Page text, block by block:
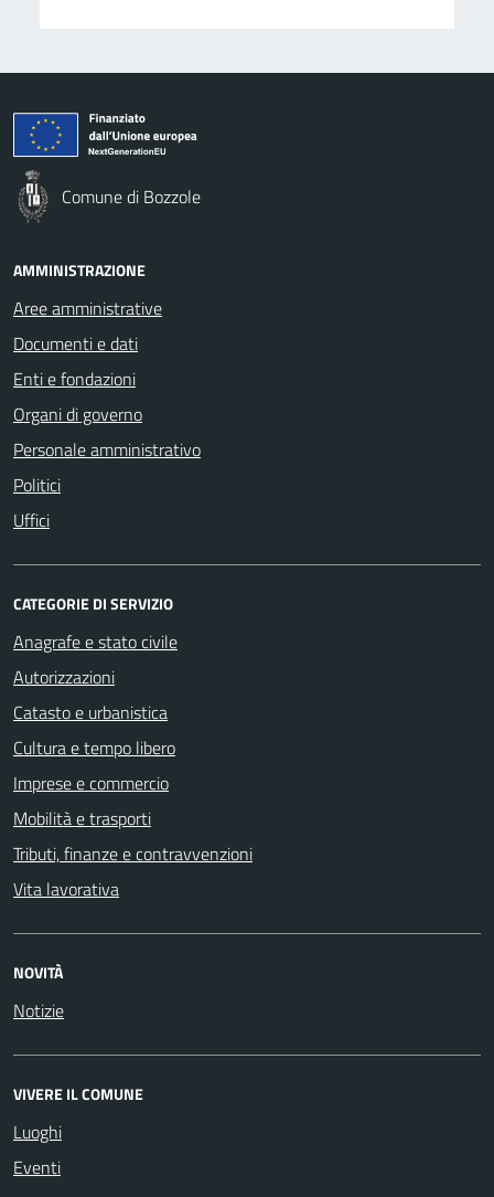
Comune di Bozzole
AMMINISTRAZIONE
Aree amministrative
Documenti e dati
Enti e fondazioni
Organi di governo
Personale amministrativo
Politici
Uffici
CATEGORIE DI SERVIZIO
Anagrafe e stato civile
Autorizzazioni
Catasto e urbanistica
Cultura e tempo libero
Imprese e commercio
Mobilità e trasporti
Tributi, finanze e contravvenzioni
Vita lavorativa
NOVITÀ
Notizie
VIVERE IL COMUNE
Luoghi
Eventi